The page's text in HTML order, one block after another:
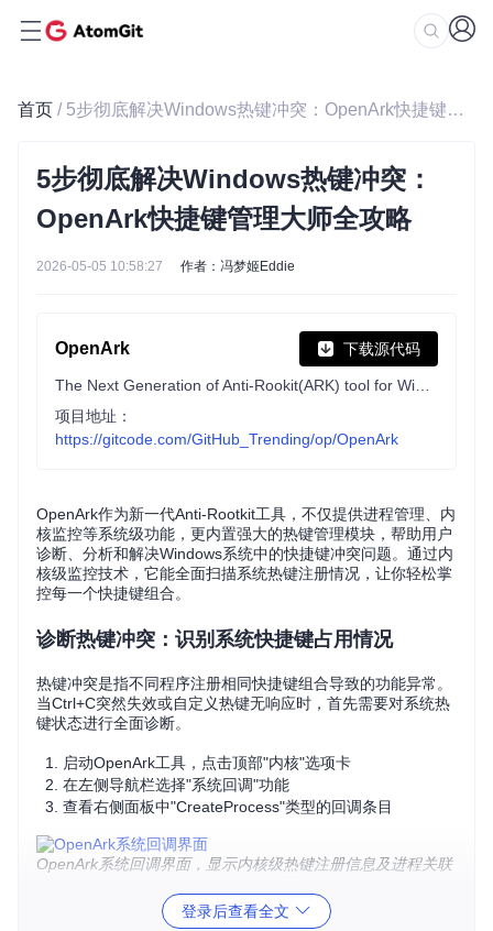
首页 / 5步彻底解决Windows热键冲突：OpenArk快捷键管理大师全攻略
5步彻底解决Windows热键冲突：
OpenArk快捷键管理大师全攻略
2026-05-05 10:58:27 作者：冯梦姬Eddie
OpenArk 下载源代码
项目地址：
https://gitcode.com/GitHub_Trending/op/OpenArk
OpenArk作为新一代Anti-Rootkit工具，不仅提供进程管理、内
核监控等系统级功能，更内置强大的热键管理模块，帮助用户
诊断、分析和解决Windows系统中的快捷键冲突问题。通过内
核级监控技术，它能全面扫描系统热键注册情况，让你轻松掌
控每一个快捷键组合。
诊断热键冲突：识别系统快捷键占用情况
热键冲突是指不同程序注册相同快捷键组合导致的功能异常。
当Ctrl+C突然失效或自定义热键无响应时，首先需要对系统热
键状态进行全面诊断。
启动OpenArk工具，点击顶部"内核"选项卡
在左侧导航栏选择"系统回调"功能
查看右侧面板中"CreateProcess"类型的回调条目
OpenArk系统回调界面，显示内核级热键注册信息及进程关联
src/OpenArkDrv/kwingui/ops-hotkey/
核模块，OpenArk能够捕获所有热键注册事件，帮助定位冲突
登录后查看全文